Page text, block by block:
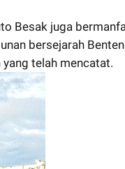
Besak juga
bersejarah
telah mencatat.